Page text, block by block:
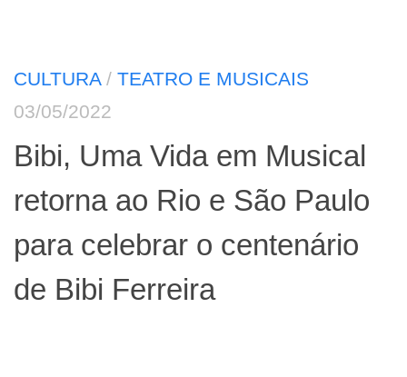
CULTURA/ TEATRO E MUSICAIS
03/05/2022
Bibi, Uma Vida em Musical
retorna ao Rio e São Paulo
para celebrar o centenário
de Bibi Ferreira